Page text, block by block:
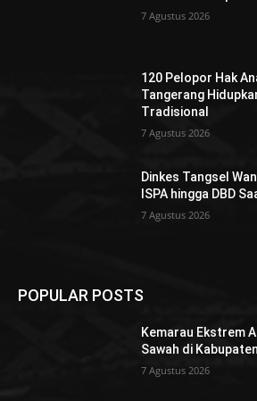
7 Agustus 2026
120 Pelopor Hak
Tangerang
Tradisional
7 Agustus 2026
Dinkes Tangsel
ISPA hingga DBD
7 Agustus 2026
POPULAR POSTS
Kemarau Ekstrem
Sawah di
7 Agustus 2026